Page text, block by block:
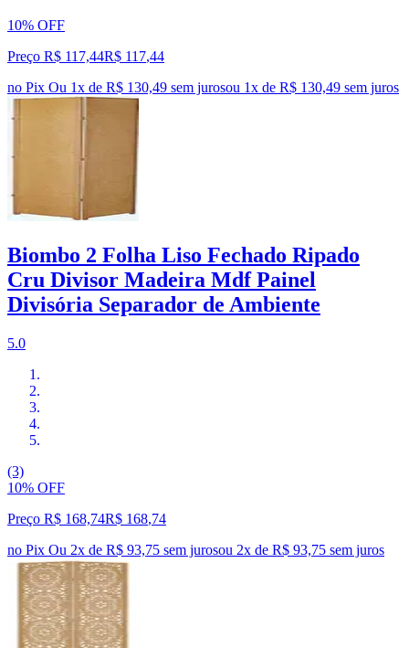
10% OFF
Preço R$ 117,44R$ 117,44
no Pix Ou 1x de R$ 130,49 sem jurosou 1x de R$ 130,49 sem juros
Biombo 2 Folha Liso Fechado Ripado
Cru Divisor Madeira Mdf Painel
Divisória Separador de Ambiente
5.0
(3)
10% OFF
Preço R$ 168,74R$ 168,74
no Pix Ou 2x de R$ 93,75 sem jurosou 2x de R$ 93,75 sem juros